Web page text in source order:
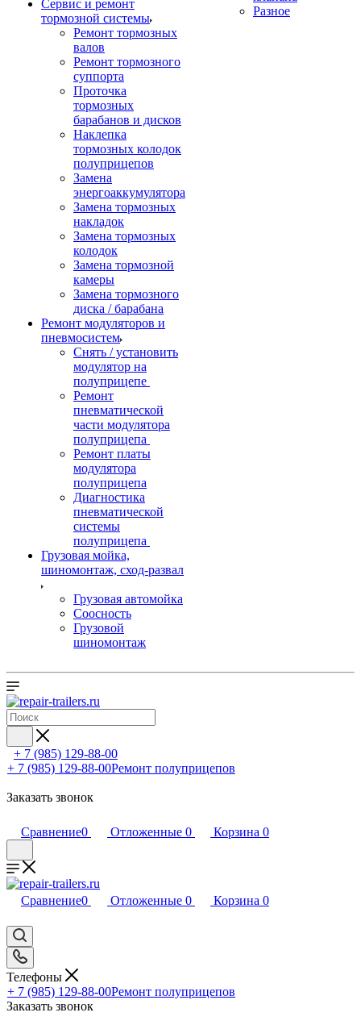
Сервис и ремонт
тормозной системы
Ремонт тормозных
валов
Ремонт тормозного
суппорта
Проточка
тормозных
барабанов и дисков
Наклепка
тормозных колодок
полуприцепов
Замена
энергоаккумулятора
Замена тормозных
накладок
Замена тормозных
колодок
Замена тормозной
камеры
Замена тормозного
диска / барабана
Ремонт модуляторов и
пневмосистем
Снять / установить
модулятор на
полуприцепе
Ремонт
пневматической
части модулятора
полуприцепа
Ремонт платы
модулятора
полуприцепа
Диагностика
пневматической
системы
полуприцепа
Грузовая мойка,
шиномонтаж, сход-развал
Грузовая автомойка
Соосность
Грузовой
шиномонтаж
Разное
+ 7 (985) 129-88-00
+ 7 (985) 129-88-00Ремонт полуприцепов
Заказать звонок
Сравнение0 Отложенные 0 Корзина 0
Сравнение0 Отложенные 0 Корзина 0
Телефоны
+ 7 (985) 129-88-00Ремонт полуприцепов
Заказать звонок